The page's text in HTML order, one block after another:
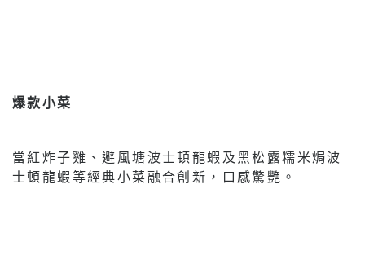
爆款小菜
當紅炸子雞、避風塘波士頓龍蝦及黑松露糯米焗波
士頓龍蝦等經典小菜融合創新，口感驚艷。